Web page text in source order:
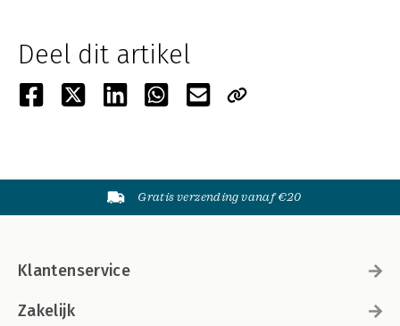
Deel dit artikel
Gratis verzending vanaf €20
Klantenservice
Zakelijk